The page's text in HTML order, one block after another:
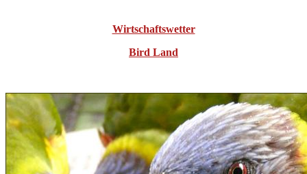
Wirtschaftswetter
Bird Land